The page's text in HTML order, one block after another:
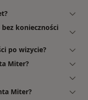
konieczności
po wizycie?
Miter?
Miter?